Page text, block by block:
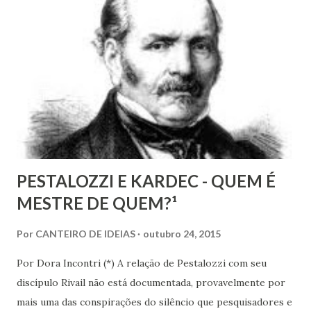
Bezerra, sobrinha-bisneta de Bezerra, residente em
Fortaleza, conseguimos montar a maior parte desse
intricado quebra-cabeças, cujas informações
compartilhamos neste mês em que relembramos os 180
anos de seu nascimento. Bezerra casou-se...
PESTALOZZI E KARDEC - QUEM É
MESTRE DE QUEM?¹
Por CANTEIRO DE IDEIAS outubro 24, 2015
Por Dora Incontri (*) A relação de Pestalozzi com seu
discípulo Rivail não está documentada, provavelmente por
mais uma das conspirações do silêncio que pesquisadores e